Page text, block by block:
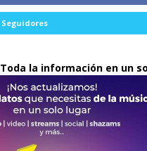
Seguidores
Toda la información en un